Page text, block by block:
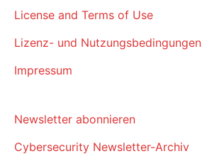
License and Terms of Use
Lizenz- und Nutzungsbedingungen
Impressum
Newsletter abonnieren
Cybersecurity Newsletter-Archiv